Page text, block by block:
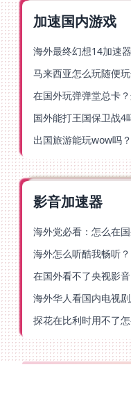
加速国内游戏
影音加速器